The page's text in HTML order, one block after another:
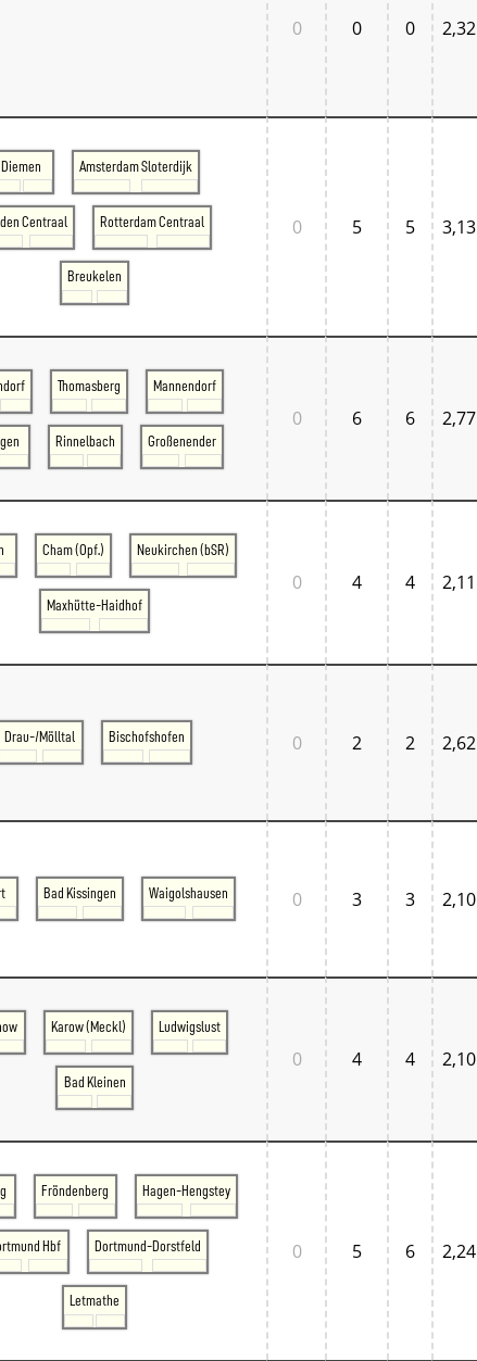
0 0 0 2,32
Diemen Amsterdam Sloterdijk
Centraal Rotterdam Centraal
Breukelen
0 5 5 3,13
Thomasberg Mannendorf
Rinnelbach Großenender
0 6 6 2,77
Cham (Opf.) Neukirchen (bSR)
Maxhütte-Haidhof
0 4 4 2,11
Drau-/Mölltal Bischofshofen 0 2 2 2,62
Bad Kissingen Waigolshausen 0 3 3 2,10
Karow (Meckl) Ludwigslust
Bad Kleinen
0 4 4 2,10
Fröndenberg Hagen-Hengstey
Hbf Dortmund-Dorstfeld
Letmathe
0 5 6 2,24